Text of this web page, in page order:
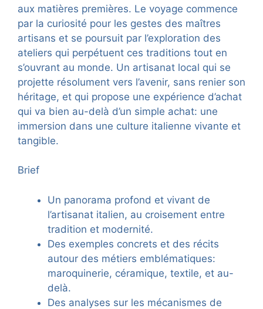
aux matières premières. Le voyage commence
par la curiosité pour les gestes des maîtres
artisans et se poursuit par l’exploration des
ateliers qui perpétuent ces traditions tout en
s’ouvrant au monde. Un artisanat local qui se
projette résolument vers l’avenir, sans renier son
héritage, et qui propose une expérience d’achat
qui va bien au-delà d’un simple achat: une
immersion dans une culture italienne vivante et
tangible.
Brief
Un panorama profond et vivant de
l’artisanat italien, au croisement entre
tradition et modernité.
Des exemples concrets et des récits
autour des métiers emblématiques:
maroquinerie, céramique, textile, et au-
delà.
Des analyses sur les mécanismes de